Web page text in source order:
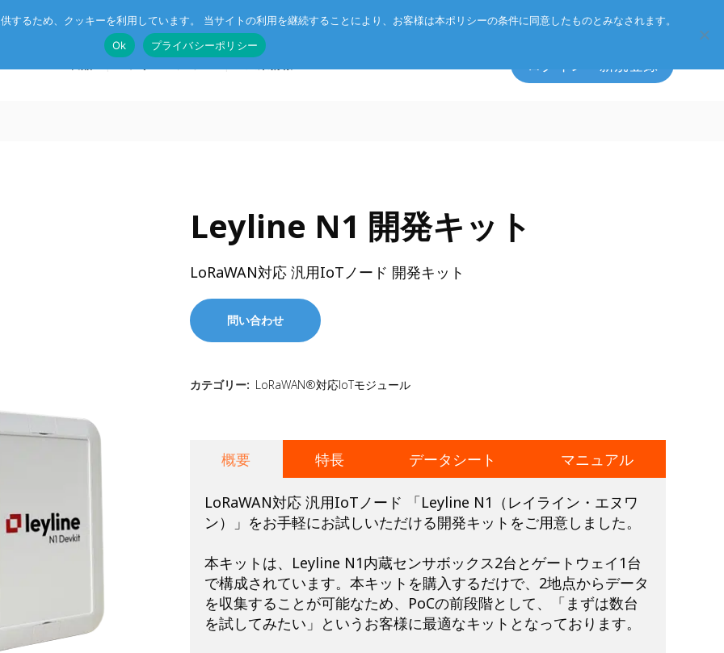
Eurotechグループ お客様サポート お問い合わせ
ログイン・新規登録
CompactPCIボード
VMEボード
マザーボード
I/Oボード
シリアルボード
アクセサリ
CSR
プライバシーポリシー
Leyline N1 開発キット
LoRaWAN対応 汎用IoTノード 開発キット
問い合わせ
カテゴリー: LoRaWAN®対応IoTモジュール
概要 特長 データシート マニュアル
LoRaWAN対応 汎用IoTノード 「Leyline N1（レイライン・エヌワ
ン）」をお手軽にお試しいただける開発キットをご用意しました。
本キットは、Leyline N1内蔵センサボックス2台とゲートウェイ1台
で構成されています。本キットを購入するだけで、2地点からデータ
を収集することが可能なため、PoCの前段階として、「まずは数台
を試してみたい」というお客様に最適なキットとなっております。
るため、クッキーを利用しています。 当サイトの利用を継続することにより、お客様は本ポリシーの条件に同意したものとみなされます。
Ok
プライバシーポリシー